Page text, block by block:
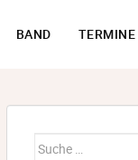
BAND TERMINE
Suche